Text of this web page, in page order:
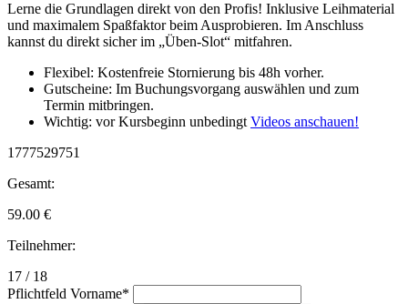
Lerne die Grundlagen direkt von den Profis! Inklusive Leihmaterial
und maximalem Spaßfaktor beim Ausprobieren. Im Anschluss
kannst du direkt sicher im „Üben-Slot“ mitfahren.
Flexibel: Kostenfreie Stornierung bis 48h vorher.
Gutscheine: Im Buchungsvorgang auswählen und zum
Termin mitbringen.
Wichtig: vor Kursbeginn unbedingt Videos anschauen!
1777529751
Gesamt:
59.00 €
Teilnehmer:
17 / 18
Pflichtfeld Vorname*